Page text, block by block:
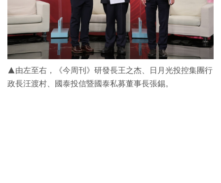
▲由左至右，《今周刊》研發長王之杰、日月光投控集團行
政長汪渡村、國泰投信暨國泰私募董事長張錫。